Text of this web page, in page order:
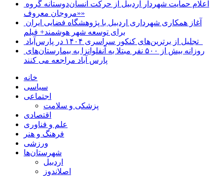
«مروجان معروف»
برای توسعه شهر هوشمند+ فیلم
پارس آباد مراجعه می کنند
خانه
سیاسی
اجتماعی
پزشکی و سلامت
اقتصادی
علم و فناوری
فرهنگ و هنر
ورزشی
شهرستان‌ها
اردبیل
اصلاندوز